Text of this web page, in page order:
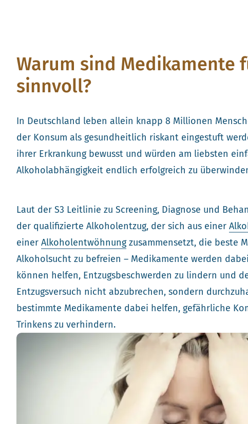
Warum sind Medikamente
sinnvoll?
In Deutschland leben allein knapp 8 Millionen
der Konsum als gesundheitlich riskant eingestuft
ihrer Erkrankung bewusst und würden am liebsten
Alkoholabhängigkeit endlich erfolgreich zu
Laut der S3 Leitlinie zu Screening, Diagnose und
der qualifizierte Alkoholentzug, der sich aus einer
einer Alkoholentwöhnungzusammensetzt, die beste
Alkoholsucht zu befreien – Medikamente werden
können helfen, Entzugsbeschwerden zu lindern und
Entzugsversuch nicht abzubrechen, sondern
bestimmte Medikamente dabei helfen, gefährliche
Trinkens zu verhindern.